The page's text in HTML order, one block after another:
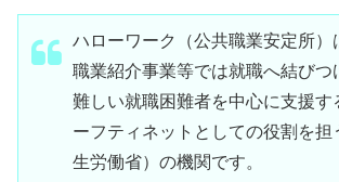
ハローワーク（公共職業安定所）
職業紹介事業等では就職へ結びつ
難しい就職困難者を中心に支援す
ーフティネットとしての役割を担
生労働省）の機関です。